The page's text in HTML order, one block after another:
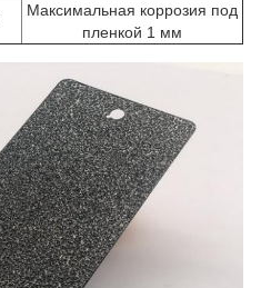
Максимальная коррозия под
пленкой 1 мм